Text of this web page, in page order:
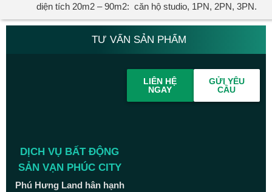
diện tích 20m2 – 90m2: căn hộ studio, 1PN, 2PN, 3PN.
TƯ VẤN SẢN PHẨM
DỊCH VỤ BẤT ĐỘNG
SẢN VẠN PHÚC CITY
Phú Hưng Land hân hạnh
LIÊN HỆ
NGAY
GỬI YÊU
CẦU